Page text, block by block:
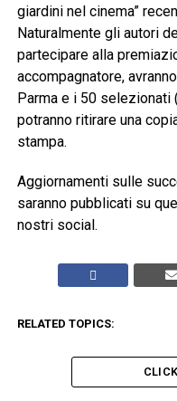
giardini nel cinema”
Naturalmente gli autori
partecipare alla
accompagnatore,
Parma e i 50
potranno ritirare una
stampa.
Aggiornamenti sulle
saranno pubblicati su
nostri social.
RELATED TOPICS: